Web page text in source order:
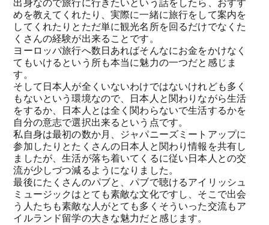
出身なので旅行に行きたいという話をしたら、おすす
めを教えてくれたり、実際に一緒に旅行をして案内を
してくれたりとただ単に観光名所を回るだけでなくた
くさんの経験が出来ることです。
ヨーロッパ旅行へ数日あればそんなにお金をかけなく
てもいけるという所も本当に魅力の一つだと感じま
す。
そして日本人が全くいないわけではないけれども多く
もないという環境なので、日本人と関わりながら生活
をするか、日本人とは全く関わらないで生活するかを
自分の意志で選択出来るという点です。
私自身は最初の数か月、ジャパニーズミートアップに
参加したりとたくさんの日本人と関わり情報を共有し
ましたが、生活が落ち着いてくるに従い日本人との交
流が少しづつ減るようになりました。
最後にたくさんのパブと、パブで聴けるアイリッシュ
ミュージックはとても素敵な文化ですし、そこで出会
う人たちも素敵な人がとても多くそういった交流もア
イルランド留学の大きな魅力だと感じます。